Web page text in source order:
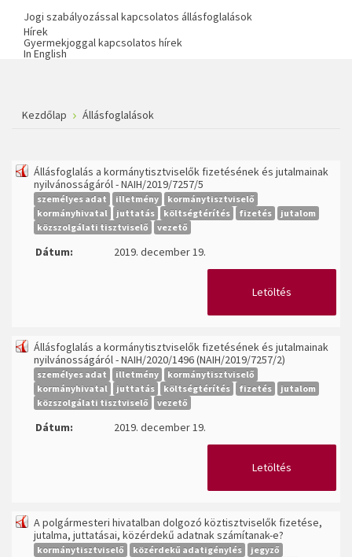
Jogi szabályozással kapcsolatos állásfoglalások
Hírek
Gyermekjoggal kapcsolatos hírek
In English
Kezdőlap Állásfoglalások
Állásfoglalás a kormánytisztviselők fizetésének és jutalmainak
nyilvánosságáról - NAIH/2019/7257/5
személyes adat illetmény
kormánytisztviselő
kormányhivatal
juttatás költségtérítés fizetés
jutalom
közszolgálati tisztviselő
vezető
Dátum: 2019. december 19.
Letöltés
Állásfoglalás a kormánytisztviselők fizetésének és jutalmainak
nyilvánosságáról - NAIH/2020/1496 (NAIH/2019/7257/2)
személyes adat illetmény
kormánytisztviselő
kormányhivatal
juttatás költségtérítés fizetés
jutalom
közszolgálati tisztviselő
vezető
Dátum: 2019. december 19.
Letöltés
A polgármesteri hivatalban dolgozó köztisztviselők fizetése,
jutalma, juttatásai, közérdekű adatnak számítanak-e?
kormánytisztviselő közérdekű adatigénylés
jegyző